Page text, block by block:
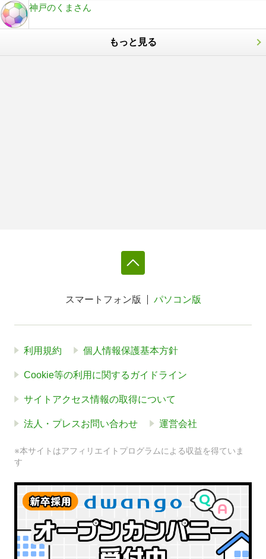
神戸のくまさん
もっと見る
スマートフォン版 パソコン版
利用規約 個人情報保護基本方針
Cookie等の利用に関するガイドライン
サイトアクセス情報の取得について
法人・プレスお問い合わせ 運営会社
※本サイトはアフィリエイトプログラムによる収益を得ていま
す